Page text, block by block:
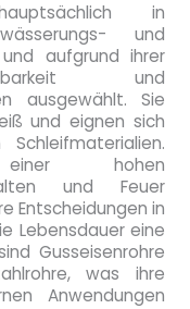
in
und
aufgrund ihrer
und
ausgewählt. Sie
und eignen sich
hohen
und Feuer
Entscheidungen in
Lebensdauer eine
Gusseisenrohre
was ihre
Anwendungen